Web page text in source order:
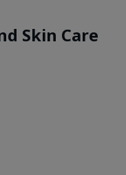
Skin Care